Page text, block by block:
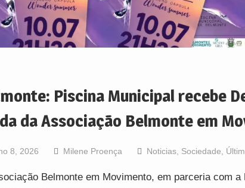
Piscina Municipal recebe
da Associação Belmonte em
8, 2026 Milene Proença Noticias, Sociedade,
Belmonte em Movimento, em parceria com a